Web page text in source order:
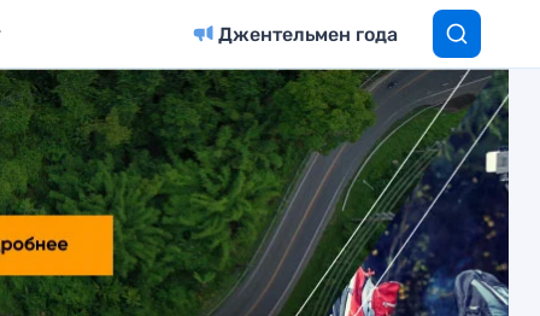
Джентельмен года